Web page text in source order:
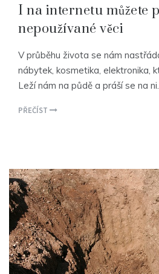
I na internetu můžete
nepoužívané věci
V průběhu života se nám
nábytek, kosmetika, elektronika,
Leží nám na půdě a práší se na
PŘEČÍST